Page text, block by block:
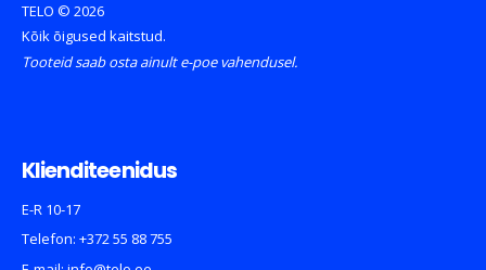
TELO © 2026
Kõik õigused kaitstud.
Tooteid saab osta ainult e-poe vahendusel.
Klienditeenidus
E-R 10-17
Telefon: +372 55 88 755